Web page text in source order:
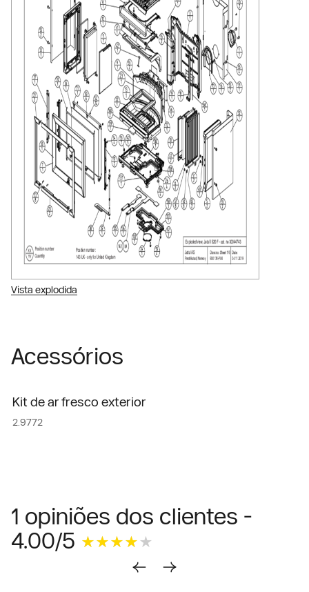
Vista explodida
Acessórios
Kit de ar fresco exterior
2.9772
1 opiniões dos clientes -
4.00/5 ★★★★★
★★★★★